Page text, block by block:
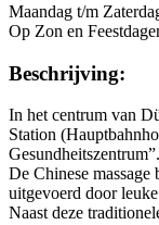
Maandag t/m
Op Zon en
Beschrijving:
In het centrum van
Station
Gesundheitszentrum”.
De Chinese
uitgevoerd door
Naast deze